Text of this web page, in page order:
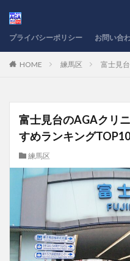
プライバシーポリシー お問い合
HOME 練馬区 富士見
富士見台のAGAクリ
すめランキングTOP10
練馬区